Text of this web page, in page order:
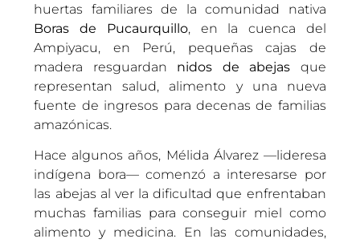
huertas familiares de la comunidad nativa
Boras de Pucaurquillo, en la cuenca del
Ampiyacu, en Perú, pequeñas cajas de
madera resguardan nidos de abejas que
representan salud, alimento y una nueva
fuente de ingresos para decenas de familias
amazónicas.
Hace algunos años, Mélida Álvarez —lideresa
indígena bora— comenzó a interesarse por
las abejas al ver la dificultad que enfrentaban
muchas familias para conseguir miel como
alimento y medicina. En las comunidades,